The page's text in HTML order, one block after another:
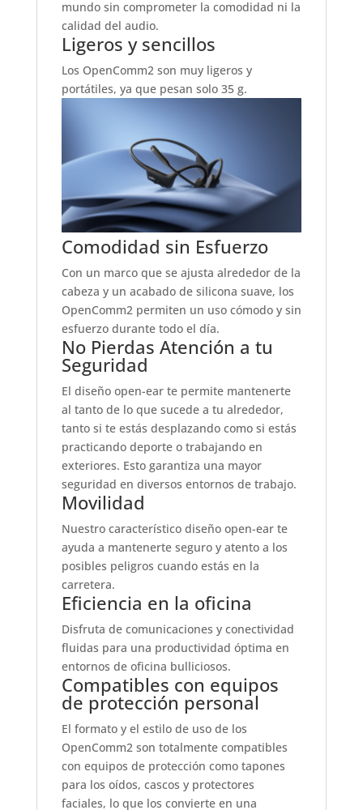
mundo sin comprometer la comodidad ni la
calidad del audio.
Ligeros y sencillos
Los OpenComm2 son muy ligeros y
portátiles, ya que pesan solo 35 g.
Comodidad sin Esfuerzo
Con un marco que se ajusta alrededor de la
cabeza y un acabado de silicona suave, los
OpenComm2 permiten un uso cómodo y sin
esfuerzo durante todo el día.
No Pierdas Atención a tu
Seguridad
El diseño open-ear te permite mantenerte
al tanto de lo que sucede a tu alrededor,
tanto si te estás desplazando como si estás
practicando deporte o trabajando en
exteriores. Esto garantiza una mayor
seguridad en diversos entornos de trabajo.
Movilidad
Nuestro característico diseño open-ear te
ayuda a mantenerte seguro y atento a los
posibles peligros cuando estás en la
carretera.
Eficiencia en la oficina
Disfruta de comunicaciones y conectividad
fluidas para una productividad óptima en
entornos de oficina bulliciosos.
Compatibles con equipos
de protección personal
El formato y el estilo de uso de los
OpenComm2 son totalmente compatibles
con equipos de protección como tapones
para los oídos, cascos y protectores
faciales, lo que los convierte en una